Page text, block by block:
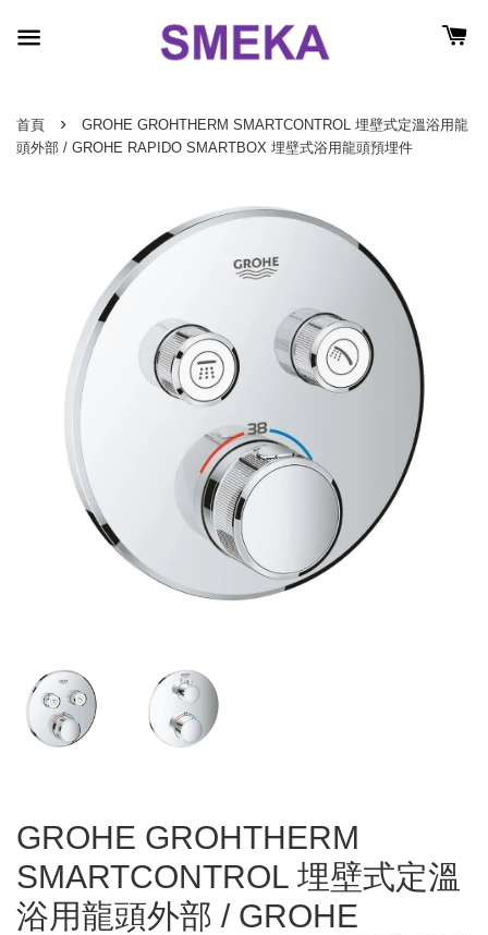
首頁 ›
GROHE GROHTHERM SMARTCONTROL 埋壁式定溫浴用龍
頭外部 / GROHE RAPIDO SMARTBOX 埋壁式浴用龍頭預埋件
GROHE GROHTHERM
SMARTCONTROL 埋壁式定溫
浴用龍頭外部 / GROHE